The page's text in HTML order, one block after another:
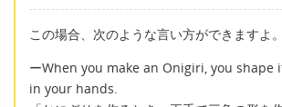
この場合、次のような言い方ができますよ。
ーWhen you make an Onigiri, you
in your hands.